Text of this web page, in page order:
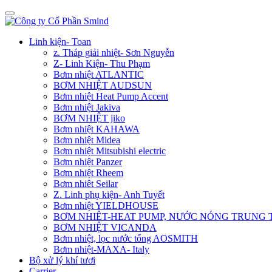
Linh kiện- Toan
z. Tháp giải nhiệt- Sơn Nguyễn
Z- Linh Kiện- Thu Phạm
Bơm nhiệt ATLANTIC
BƠM NHIỆT AUDSUN
Bơm nhiệt Heat Pump Accent
Bơm nhiệt Jakiva
BƠM NHIỆT jiko
Bơm nhiệt KAHAWA
Bơm nhiệt Midea
Bơm nhiệt Mitsubishi electric
Bơm nhiệt Panzer
Bơm nhiệt Rheem
Bơm nhiêt Seilar
Z. Linh phụ kiện- Anh Tuyết
Bơm nhiệt YIELDHOUSE
BƠM NHIÊT-HEAT PUMP, NƯỚC NÓNG TRUNG
BƠM NHIỆT VICANDA
Bơm nhiệt, lọc nước tổng AOSMITH
Bơm nhiệt-MAXA- Italy
Bộ xử lý khí tươi